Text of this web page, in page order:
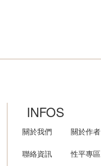
INFOS
關於我們
聯絡資訊
關於作者
性平專區